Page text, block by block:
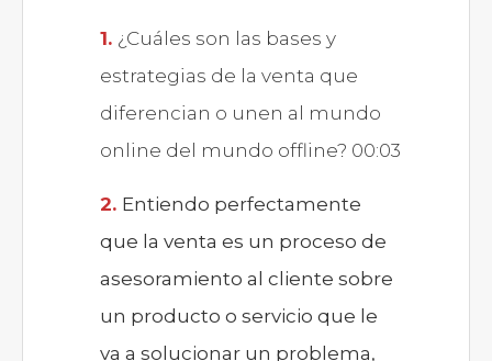
¿Cuáles son las bases y
estrategias de la venta que
diferencian o unen al mundo
online del mundo offline? 00:03
Entiendo perfectamente
que la venta es un proceso de
asesoramiento al cliente sobre
un producto o servicio que le
va a solucionar un problema,